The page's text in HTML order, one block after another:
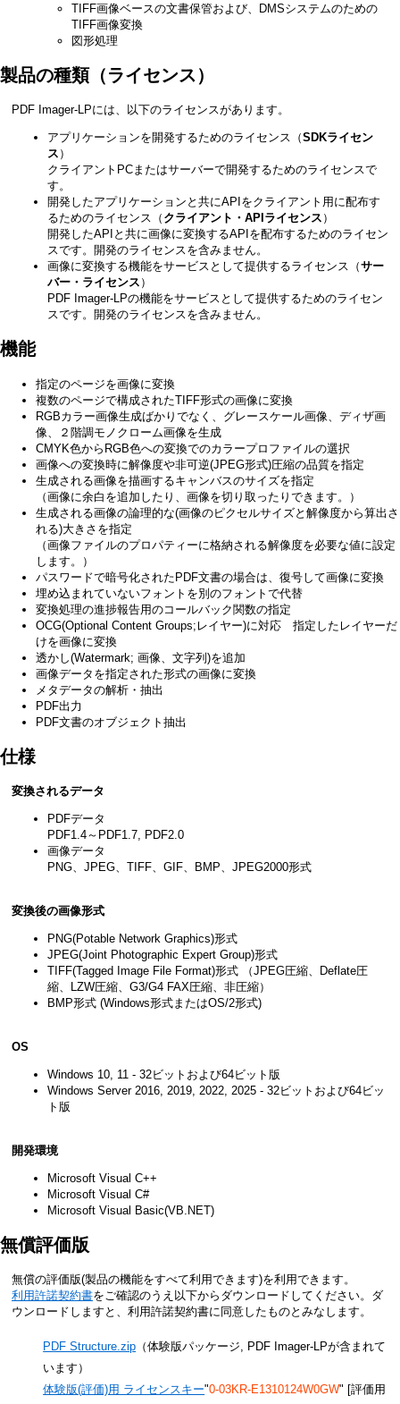
TIFF画像ベースの文書保管および、DMSシステムのための
TIFF画像変換
図形処理
製品の種類（ライセンス）
PDF Imager-LPには、以下のライセンスがあります。
アプリケーションを開発するためのライセンス（SDKライセン
ス ）
クライアントPCまたはサーバーで開発するためのライセンスで
す。
開発したアプリケーションと共にAPIをクライアント用に配布す
るためのライセンス（ クライアント・APIライセンス ）
開発したAPIと共に画像に変換するAPIを配布するためのライセン
スです。開発のライセンスを含みません。
画像に変換する機能をサービスとして提供するライセンス（サー
バー・ライセンス ）
PDF Imager-LPの機能をサービスとして提供するためのライセン
スです。開発のライセンスを含みません。
機能
指定のページを画像に変換
複数のページで構成されたTIFF形式の画像に変換
RGBカラー画像生成ばかりでなく、グレースケール画像、ディザ画
像、２階調モノクローム画像を生成
CMYK色からRGB色への変換でのカラープロファイルの選択
画像への変換時に解像度や非可逆(JPEG形式)圧縮の品質を指定
生成される画像を描画するキャンバスのサイズを指定
（画像に余白を追加したり、画像を切り取ったりできます。）
生成される画像の論理的な(画像のピクセルサイズと解像度から算出さ
れる)大きさを指定
（画像ファイルのプロパティーに格納される解像度を必要な値に設定
します。）
パスワードで暗号化されたPDF文書の場合は、復号して画像に変換
埋め込まれていないフォントを別のフォントで代替
変換処理の進捗報告用のコールバック関数の指定
OCG(Optional Content Groups;レイヤー)に対応 指定したレイヤーだ
けを画像に変換
透かし(Watermark; 画像、文字列)を追加
画像データを指定された形式の画像に変換
メタデータの解析・抽出
PDF出力
PDF文書のオブジェクト抽出
仕様
変換されるデータ
PDFデータ
PDF1.4～PDF1.7, PDF2.0
画像データ
PNG、JPEG、TIFF、GIF、BMP、JPEG2000形式
変換後の画像形式
PNG(Potable Network Graphics)形式
JPEG(Joint Photographic Expert Group)形式
TIFF(Tagged Image File Format)形式 （JPEG圧縮、Deflate圧
縮、LZW圧縮、G3/G4 FAX圧縮、非圧縮）
BMP形式 (Windows形式またはOS/2形式)
OS
Windows 10, 11 - 32ビットおよび64ビット版
Windows Server 2016, 2019, 2022, 2025 - 32ビットおよび64ビッ
ト版
開発環境
Microsoft Visual C++
Microsoft Visual C#
Microsoft Visual Basic(VB.NET)
無償評価版
無償の評価版(製品の機能をすべて利用できます)を利用できます。
利用許諾契約書をご確認のうえ以下からダウンロードしてください。ダ
ウンロードしますと、利用許諾契約書に同意したものとみなします。
PDF Structure.zip （体験版パッケージ, PDF Imager-LPが含まれて
います）
体験版(評価)用 ライセンスキー"0-03KR-E1310124W0GW" [評価用